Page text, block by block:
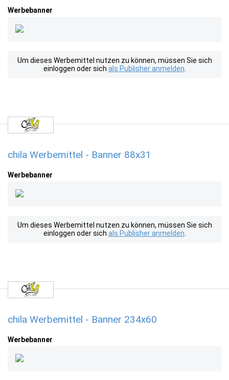
Werbebanner
Um dieses Werbemittel nutzen zu können, müssen Sie sich
einloggen oder sich als Publisher anmelden
chila Werbemittel - Banner 88x31
Werbebanner
Um dieses Werbemittel nutzen zu können, müssen Sie sich
einloggen oder sich als Publisher anmelden
chila Werbemittel - Banner 234x60
Werbebanner